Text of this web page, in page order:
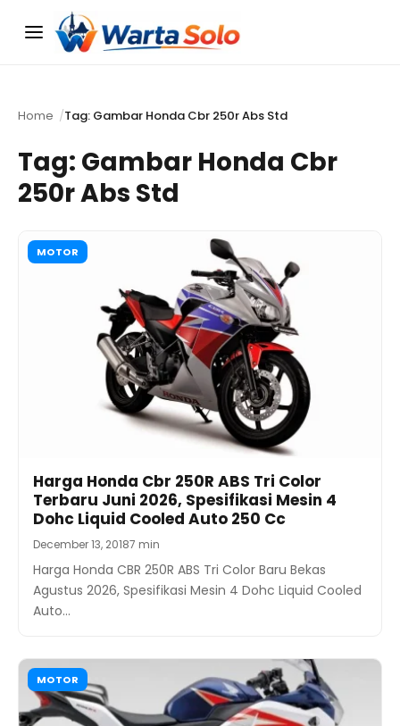
Menu
Home Tag: Gambar Honda Cbr 250r Abs Std
Tag: Gambar Honda Cbr
250r Abs Std
MOTOR
Harga Honda Cbr 250R ABS Tri Color
Terbaru Juni 2026, Spesifikasi Mesin 4
Dohc Liquid Cooled Auto 250 Cc
December 13, 20187 min
Harga Honda CBR 250R ABS Tri Color Baru Bekas
Agustus 2026, Spesifikasi Mesin 4 Dohc Liquid Cooled
Auto…
MOTOR